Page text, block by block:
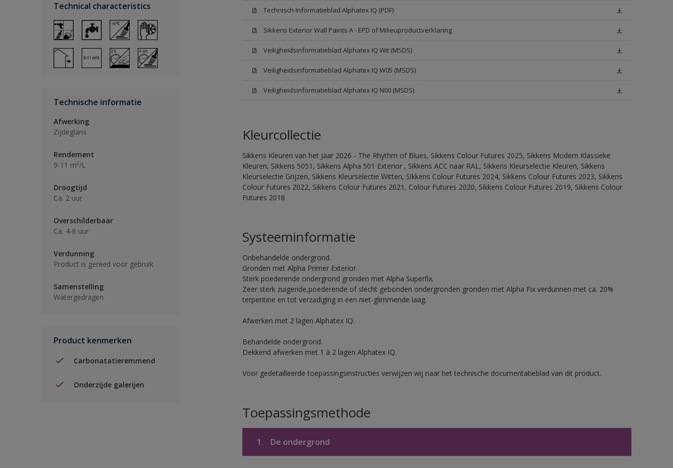
Technical characteristics
Technische informatie
Afwerking
Zijdeglans
Rendement
9-11 m²/L
Droogtijd
Ca. 2 uur
Overschilderbaar
Ca. 4-6 uur
Verdunning
Product is gereed voor gebruik
Samenstelling
Watergedragen
Product kenmerken
Carbonatatieremmend
Onderzijde galerijen
Technisch Informatieblad Alphatex IQ (PDF)
Sikkens Exterior Wall Paints A - EPD of Milieuproductverklaring
Veiligheidsinformatieblad Alphatex IQ Wit (MSDS)
Veiligheidsinformatieblad Alphatex IQ W05 (MSDS)
Veiligheidsinformatieblad Alphatex IQ N00 (MSDS)
Kleurcollectie
Sikkens Kleuren van het Jaar 2026 - The Rhythm of Blues, Sikkens Colour Futures 2025, Sikkens Modern Klassieke
Kleuren, Sikkens 5051, Sikkens Alpha 501 Exterior , Sikkens ACC naar RAL, Sikkens Kleurselectie Kleuren, Sikkens
Kleurselectie Grijzen, Sikkens Kleurselectie Witten, Sikkens Colour Futures 2024, Sikkens Colour Futures 2023, Sikkens
Colour Futures 2022, Sikkens Colour Futures 2021, Colour Futures 2020, Sikkens Colour Futures 2019, Sikkens Colour
Futures 2018
Systeeminformatie
Onbehandelde ondergrond.
Gronden met Alpha Primer Exterior.
Sterk poederende ondergrond gronden met Alpha Superfix.
Zeer sterk zuigende,poederende of slecht gebonden ondergronden gronden met Alpha Fix verdunnen met ca. 20%
terpentine en tot verzadiging in een niet-glimmende laag.
Afwerken met 2 lagen Alphatex IQ.
Behandelde ondergrond.
Dekkend afwerken met 1 à 2 lagen Alphatex IQ.
Voor gedetailleerde toepassingsinstructies verwijzen wij naar het technische documentatieblad van dit product.
Toepassingsmethode
1. De ondergrond